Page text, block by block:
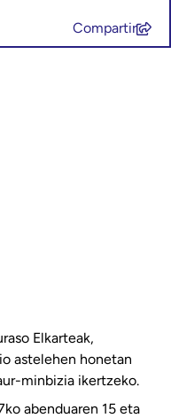
Compartir
Elkarteak,
astelehen honetan
minbizia ikertzeko.
abenduaren 15 eta